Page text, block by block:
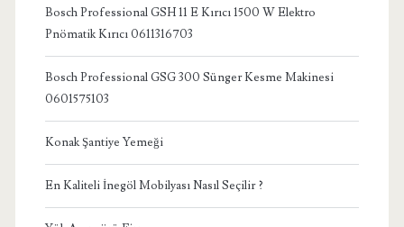
Bosch Professional GSH 11 E Kırıcı 1500 W Elektro
Pnömatik Kırıcı 0611316703
Bosch Professional GSG 300 Sünger Kesme Makinesi
0601575103
Konak Şantiye Yemeği
En Kaliteli İnegöl Mobilyası Nasıl Seçilir ?